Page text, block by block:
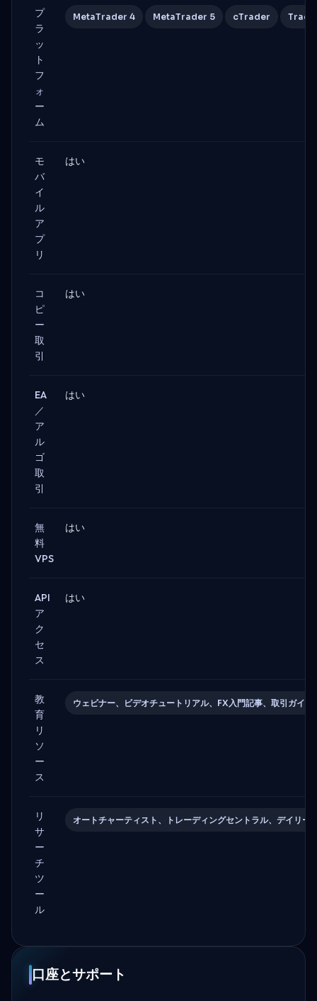
プ
ラ
ッ
ト
フ
ォ
ー
ム
MetaTrader 4 MetaTrader 5 cTrader
モ
バ
イ
ル
ア
プ
リ
はい
コ
ピ
ー
取
引
はい
EA
／
ア
ル
ゴ
取
引
はい
無
料
VPS
はい
API
ア
ク
セ
ス
はい
教
育
リ
ソ
ー
ス
ウェビナー、ビデオチュートリアル、FX入門記事、取引ガイド
リ
サ
ー
チ
ツ
ー
ル
オートチャーティスト、トレーディングセントラル、デイリ
口座とサポート